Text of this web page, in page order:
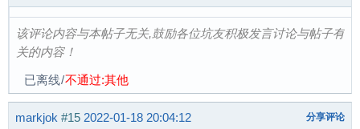
No ethernet found.
missing environment variable: bootfile
Retrieving file: pxelinux.cfg/00
missing environment variable: bootfile
Retrieving file: pxelinux.cfg/0
No ethernet found.
该评论内容与本帖子无关,鼓励各位坑友积极发言讨论与帖子有
关的内容！
已离线/不通过:其他
markjok #15 2022-01-18 20:04:12 分享评论